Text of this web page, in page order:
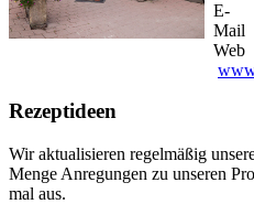
E-
Mail
Web
Rezeptideen
Wir aktualisieren regelmäßig
Menge Anregungen zu unseren
mal aus.